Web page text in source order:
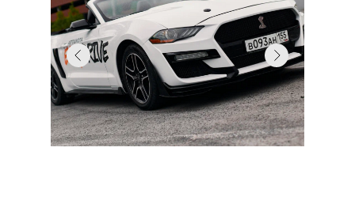
Вся информация о занятиях,
инструкторе и экзаменах
всегда под рукой